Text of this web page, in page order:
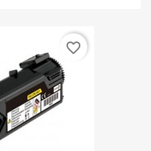
favorite_border